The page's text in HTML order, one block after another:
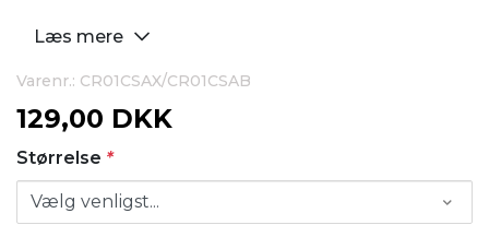
Læs mere
Varenr.: CR01CSAX/CR01CSAB
129,00 DKK
Størrelse *